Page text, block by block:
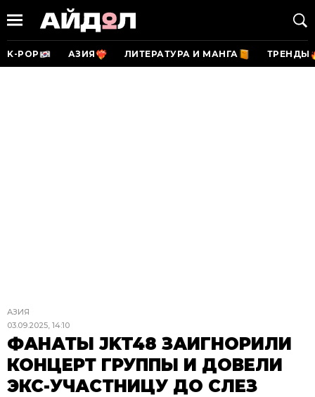
K-POP АЗИЯ ЛИТЕРАТУРА И МАНГА ТРЕНДЫ
АЗИЯ
03.09.2025, 14:10
ФАНАТЫ JKT48 ЗАИГНОРИЛИ
КОНЦЕРТ ГРУППЫ И ДОВЕЛИ
ЭКС-УЧАСТНИЦУ ДО СЛЕЗ